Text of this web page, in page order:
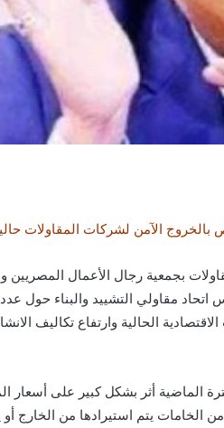
بجمعية رجال الأعمال المصريين
اتحاد مقاولي التشييد والبناء حول
الحالية وارتفاع تكاليف
الماضية أثر بشكل كبير على أسعار
الخامات يتم استيرادها من الخارج أو